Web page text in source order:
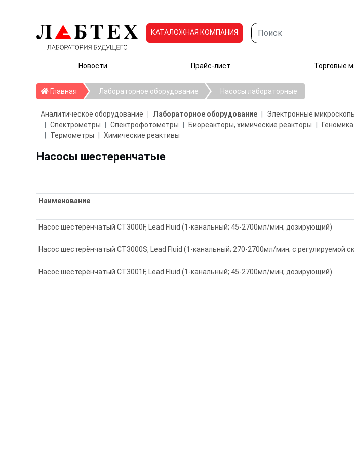
КАТАЛОЖНАЯ КОМПАНИЯ
Новости Прайс-лист Торговые
ГлавнаяГлавнаяЛабораторное оборудование Насосы лабораторные
Аналитическое оборудование Лабораторное оборудование Электронные
Спектрометры
Спектрофотометры Биореакторы, химические реакторы Геномика
Термометры
Химические реактивы
Насосы шестеренчатые
Наименование
Насос шестерёнчатый CT3000F, Lead Fluid (1-канальный; 45-2700мл/мин; дозирующий)
Насос шестерёнчатый CT3000S, Lead Fluid (1-канальный; 270-2700мл/мин; с регулируемой
Насос шестерёнчатый CT3001F, Lead Fluid (1-канальный; 45-2700мл/мин; дозирующий)